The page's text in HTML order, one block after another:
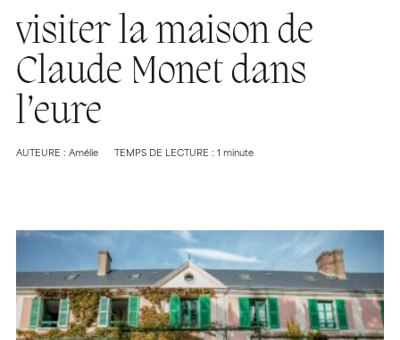
visiter la maison de
Claude Monet dans
l’eure
AUTEURE : Amélie TEMPS DE LECTURE : 1 minute